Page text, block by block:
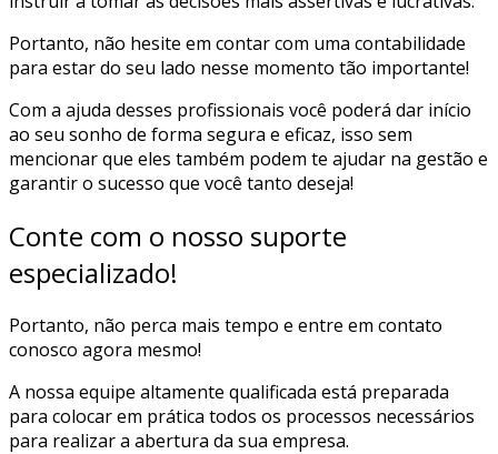
Portanto, não hesite em contar com uma contabilidade
para estar do seu lado nesse momento tão importante!
Com a ajuda desses profissionais você poderá dar início
ao seu sonho de forma segura e eficaz, isso sem
mencionar que eles também podem te ajudar na gestão e
garantir o sucesso que você tanto deseja!
Conte com o nosso suporte
especializado!
Portanto, não perca mais tempo e entre em contato
conosco agora mesmo!
A nossa equipe altamente qualificada está preparada
para colocar em prática todos os processos necessários
para realizar a abertura da sua empresa.